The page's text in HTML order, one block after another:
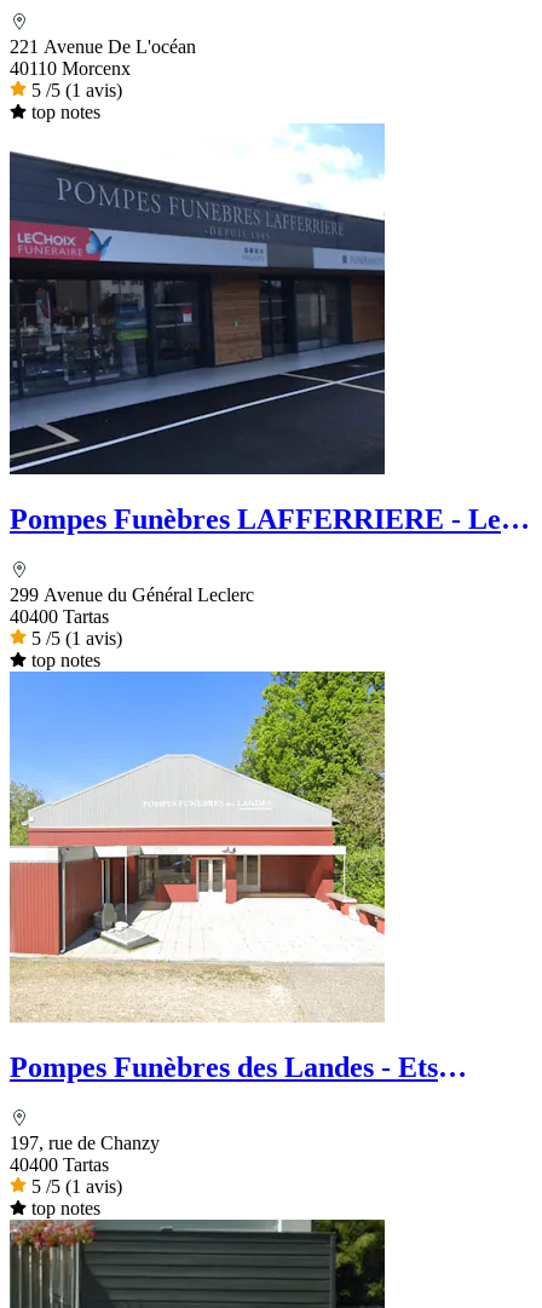
221 Avenue De L'océan
40110 Morcenx
5 /5 (1 avis)
top notes
Pompes Funèbres LAFFERRIERE - Le
299 Avenue du Général Leclerc
40400 Tartas
5 /5 (1 avis)
top notes
Pompes Funèbres des Landes - Ets
197, rue de Chanzy
40400 Tartas
5 /5 (1 avis)
top notes